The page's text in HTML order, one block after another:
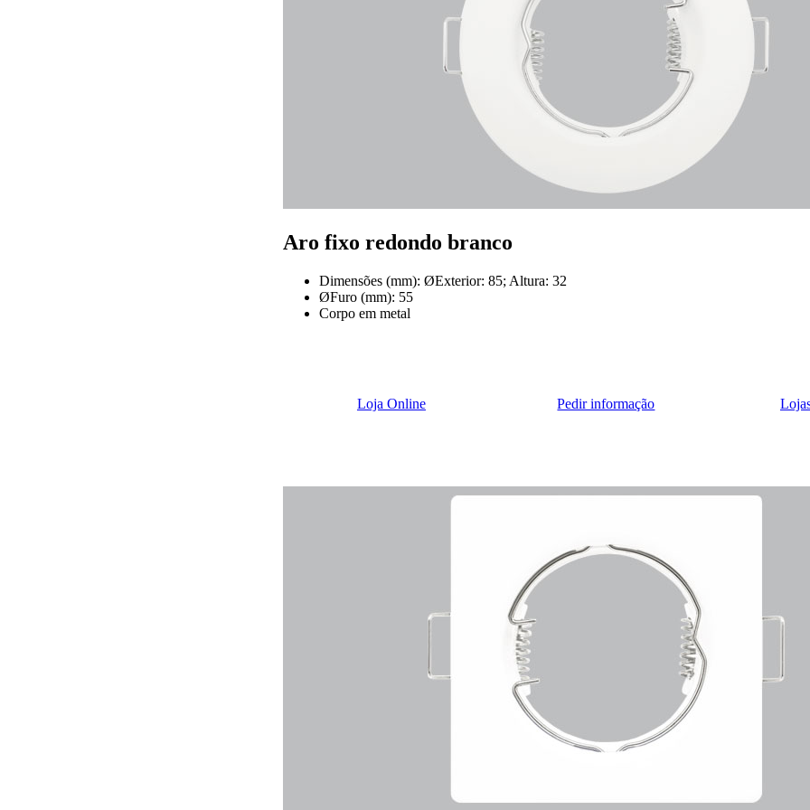
Aro fixo redondo branco
Dimensões (mm): ØExterior: 85; Altura: 32
ØFuro (mm): 55
Corpo em metal
Loja Online Pedir informação